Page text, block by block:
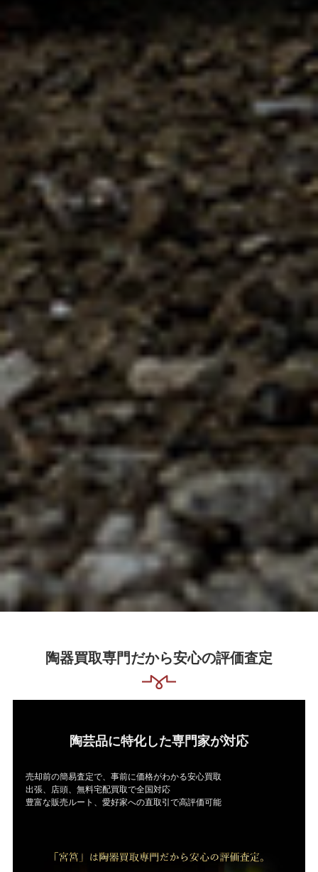
陶器買取専門だから安心の評価査定
陶芸品に特化した専門家が対応
売却前の簡易査定で、事前に価格がわかる安心買取
出張、店頭、無料宅配買取で全国対応
豊富な販売ルート、愛好家への直取引で高評価可能